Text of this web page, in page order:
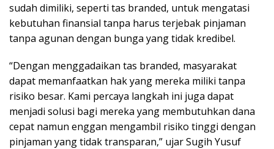
sudah dimiliki, seperti tas branded, untuk mengatasi
kebutuhan finansial tanpa harus terjebak pinjaman
tanpa agunan dengan bunga yang tidak kredibel.
“Dengan menggadaikan tas branded, masyarakat
dapat memanfaatkan hak yang mereka miliki tanpa
risiko besar. Kami percaya langkah ini juga dapat
menjadi solusi bagi mereka yang membutuhkan dana
cepat namun enggan mengambil risiko tinggi dengan
pinjaman yang tidak transparan,” ujar Sugih Yusuf